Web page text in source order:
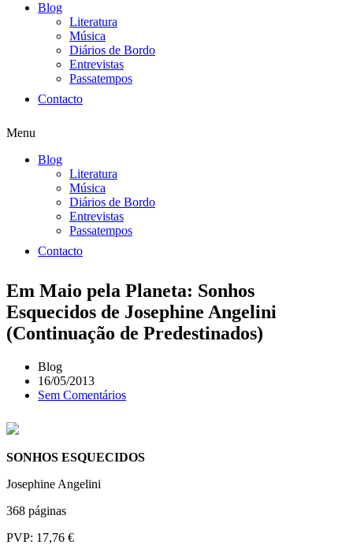
Blog
Literatura
Música
Diários de Bordo
Entrevistas
Passatempos
Contacto
Menu
Blog
Literatura
Música
Diários de Bordo
Entrevistas
Passatempos
Contacto
Em Maio pela Planeta: Sonhos
Esquecidos de Josephine Angelini
(Continuação de Predestinados)
Blog
16/05/2013
Sem Comentários
SONHOS ESQUECIDOS
Josephine Angelini
368 páginas
PVP: 17,76 €